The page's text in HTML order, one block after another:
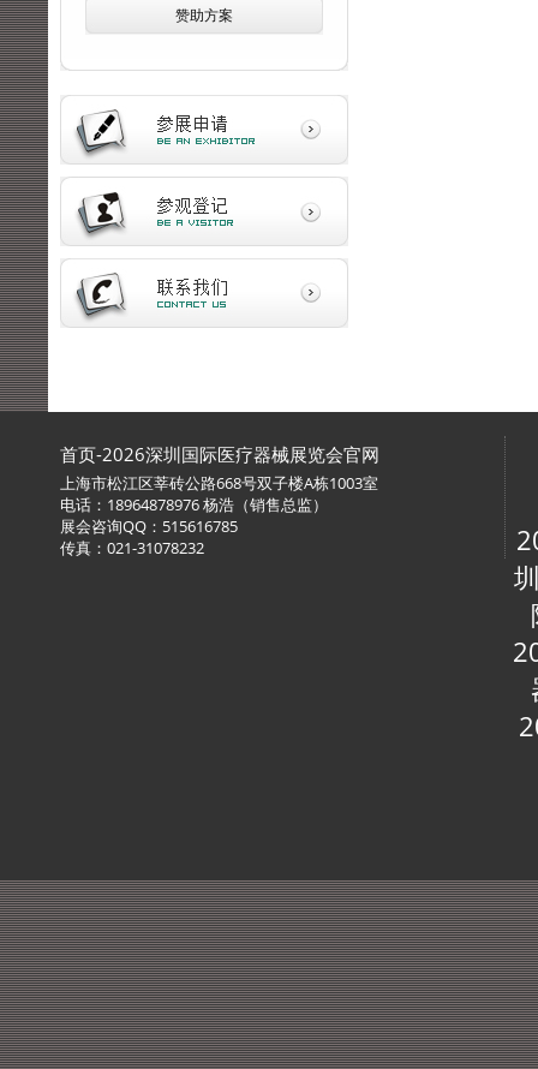
赞助方案
首页-2026深圳国际医疗器械展览会官网
上海市松江区莘砖公路668号双子楼A栋1003室
电话：18964878976 杨浩（销售总监）
展会咨询QQ：515616785
传真：021-31078232